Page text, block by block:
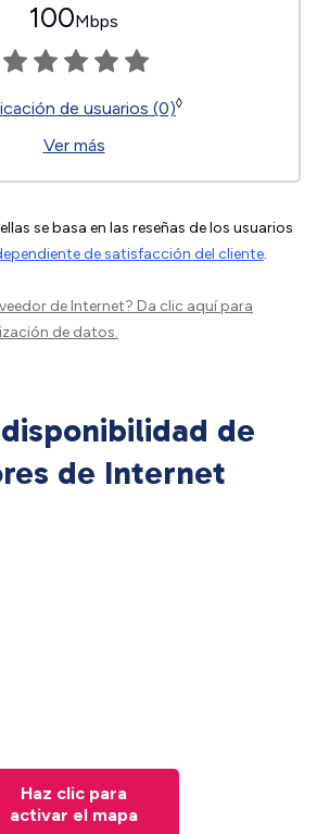
100Mbps
de usuarios (0)◊
Ver más
se basa en las reseñas de los usuarios
de satisfacción del cliente.
de Internet? Da clic aquípara
de datos.
de
de Internet
Haz clic para
activar el mapa